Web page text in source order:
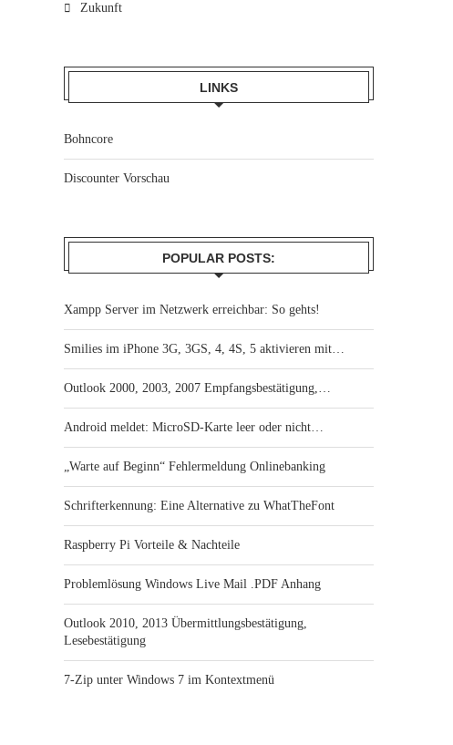
Zukunft
LINKS
Bohncore
Discounter Vorschau
POPULAR POSTS:
Xampp Server im Netzwerk erreichbar: So gehts!
Smilies im iPhone 3G, 3GS, 4, 4S, 5 aktivieren mit…
Outlook 2000, 2003, 2007 Empfangsbestätigung,…
Android meldet: MicroSD-Karte leer oder nicht…
„Warte auf Beginn“ Fehlermeldung Onlinebanking
Schrifterkennung: Eine Alternative zu WhatTheFont
Raspberry Pi Vorteile & Nachteile
Problemlösung Windows Live Mail .PDF Anhang
Outlook 2010, 2013 Übermittlungsbestätigung,
Lesebestätigung
7-Zip unter Windows 7 im Kontextmenü